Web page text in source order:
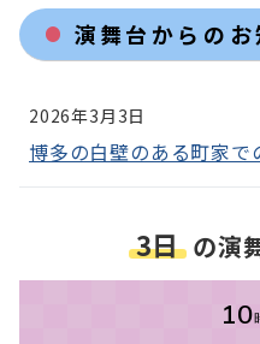
演舞台からのお
2026年3月3日
博多の白壁のある町家で
3日 の演
10